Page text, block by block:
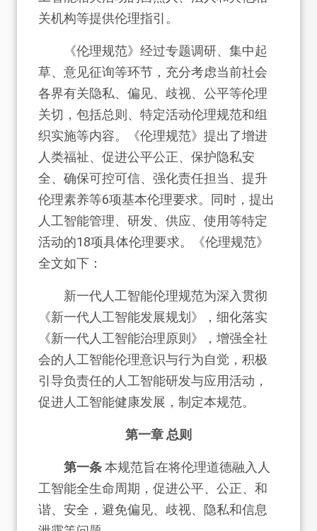
关机构等提供伦理指引。
《伦理规范》经过专题调研、集中起
草、意见征询等环节，充分考虑当前社会
各界有关隐私、偏见、歧视、公平等伦理
关切，包括总则、特定活动伦理规范和组
织实施等内容。《伦理规范》提出了增进
人类福祉、促进公平公正、保护隐私安
全、确保可控可信、强化责任担当、提升
伦理素养等6项基本伦理要求。同时，提出
人工智能管理、研发、供应、使用等特定
活动的18项具体伦理要求。《伦理规范》
全文如下：
新一代人工智能伦理规范为深入贯彻
《新一代人工智能发展规划》，细化落实
《新一代人工智能治理原则》，增强全社
会的人工智能伦理意识与行为自觉，积极
引导负责任的人工智能研发与应用活动，
促进人工智能健康发展，制定本规范。
第一章 总则
第一条本规范旨在将伦理道德融入人
工智能全生命周期，促进公平、公正、和
谐、安全，避免偏见、歧视、隐私和信息